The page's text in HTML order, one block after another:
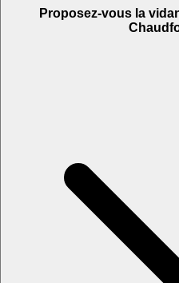
Proposez-vous la